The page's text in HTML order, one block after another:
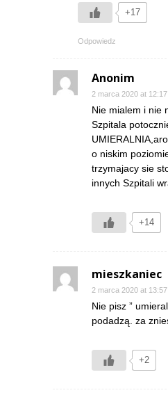
+17
Odpowiedz
Anonim
2 marca 2020 at 12:17
Nie mialem i nie
Szpitala
o niskim
trzymajacy sie
innych Szpitali
+14
mieszkaniec
2 marca 2020 at 13:57
Nie pisz ”
podadzą. za
+2